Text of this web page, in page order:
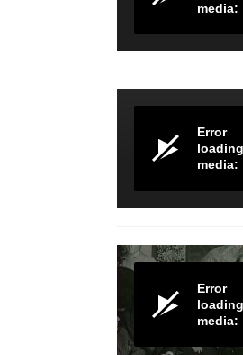
media:
Error
loading
media:
Error
loading
media: